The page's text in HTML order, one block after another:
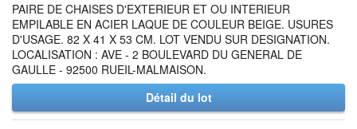
PAIRE DE CHAISES D'EXTERIEUR ET OU INTERIEUR
EMPILABLE EN ACIER LAQUE DE COULEUR BEIGE. USURES
D'USAGE. 82 X 41 X 53 CM. LOT VENDU SUR DESIGNATION.
LOCALISATION : AVE - 2 BOULEVARD DU GENERAL DE
GAULLE - 92500 RUEIL-MALMAISON.
Détail du lot